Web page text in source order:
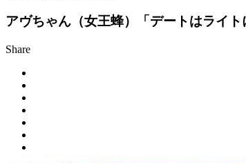
アヴちゃん（女王蜂）「デートはライ
Share